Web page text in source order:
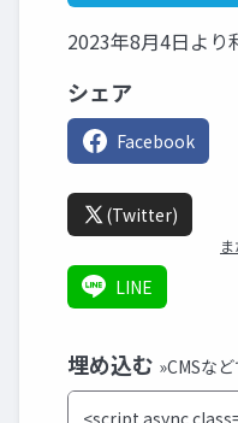
2023年8月4日より
シェア
Facebook
(Twitter)
LINE
埋め込む »CMSな